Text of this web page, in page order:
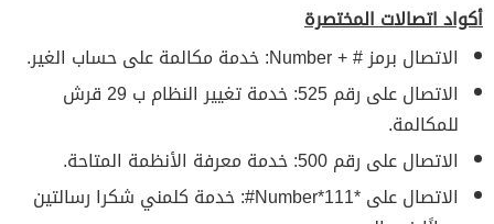
أكواد اتصالات المختصرة
الاتصال برمز # + Number: خدمة مكالمة على حساب الغير.
الاتصال على رقم 525: خدمة تغيير النظام ب 29 قرش
للمكالمة.
الاتصال على رقم 500: خدمة معرفة الأنظمة المتاحة.
الاتصال على *111*Number#: خدمة كلمني شكرا رسالتين